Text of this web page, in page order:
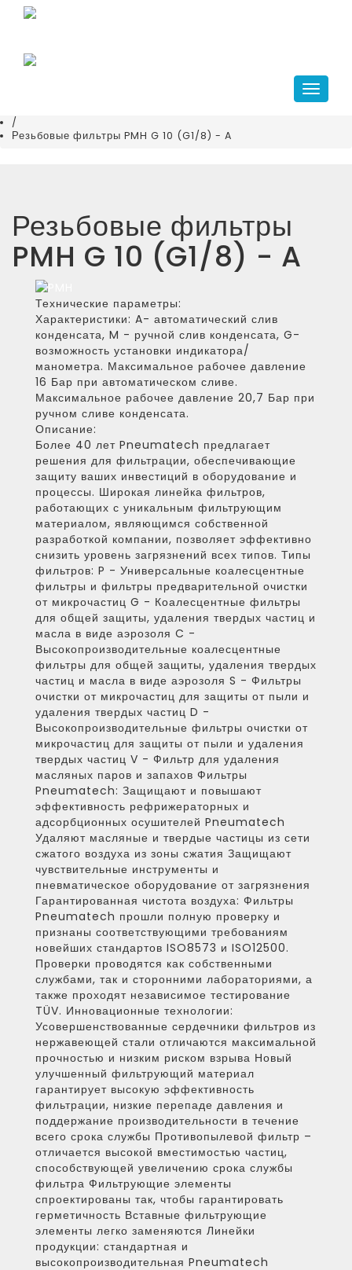
Каталог
/
Резьбовые фильтры PMH G 10 (G1/8) - A
Резьбовые фильтры
PMH G 10 (G1/8) - A
Технические параметры:
Характеристики: A- автоматический слив
конденсата, M - ручной слив конденсата, G-
возможность установки индикатора/
манометра. Максимальное рабочее давление
16 Бар при автоматическом сливе.
Максимальное рабочее давление 20,7 Бар при
ручном сливе конденсата.
Описание:
Более 40 лет Pneumatech предлагает
решения для фильтрации, обеспечивающие
защиту ваших инвестиций в оборудование и
процессы. Широкая линейка фильтров,
работающих с уникальным фильтрующим
материалом, являющимся собственной
разработкой компании, позволяет эффективно
снизить уровень загрязнений всех типов. Типы
фильтров: P - Универсальные коалесцентные
фильтры и фильтры предварительной очистки
от микрочастиц G - Коалесцентные фильтры
для общей защиты, удаления твердых частиц и
масла в виде аэрозоля C -
Высокопроизводительные коалесцентные
фильтры для общей защиты, удаления твердых
частиц и масла в виде аэрозоля S - Фильтры
очистки от микрочастиц для защиты от пыли и
удаления твердых частиц D -
Высокопроизводительные фильтры очистки от
микрочастиц для защиты от пыли и удаления
твердых частиц V - Фильтр для удаления
масляных паров и запахов Фильтры
Pneumatech: Защищают и повышают
эффективность рефрижераторных и
адсорбционных осушителей Pneumatech
Удаляют масляные и твердые частицы из сети
сжатого воздуха из зоны сжатия Защищают
чувствительные инструменты и
пневматическое оборудование от загрязнения
Гарантированная чистота воздуха: Фильтры
Pneumatech прошли полную проверку и
признаны соответствующими требованиям
новейших стандартов ISO8573 и ISO12500.
Проверки проводятся как собственными
службами, так и сторонними лабораториями, а
также проходят независимое тестирование
TÜV. Инновационные технологии:
Усовершенствованные сердечники фильтров из
нержавеющей стали отличаются максимальной
прочностью и низким риском взрыва Новый
улучшенный фильтрующий материал
гарантирует высокую эффективность
фильтрации, низкие перепаде давления и
поддержание производительности в течение
всего срока службы Противопылевой фильтр –
отличается высокой вместимостью частиц,
способствующей увеличению срока службы
фильтра Фильтрующие элементы
спроектированы так, чтобы гарантировать
герметичность Вставные фильтрующие
элементы легко заменяются Линейки
продукции: стандартная и
высокопроизводительная Pneumatech